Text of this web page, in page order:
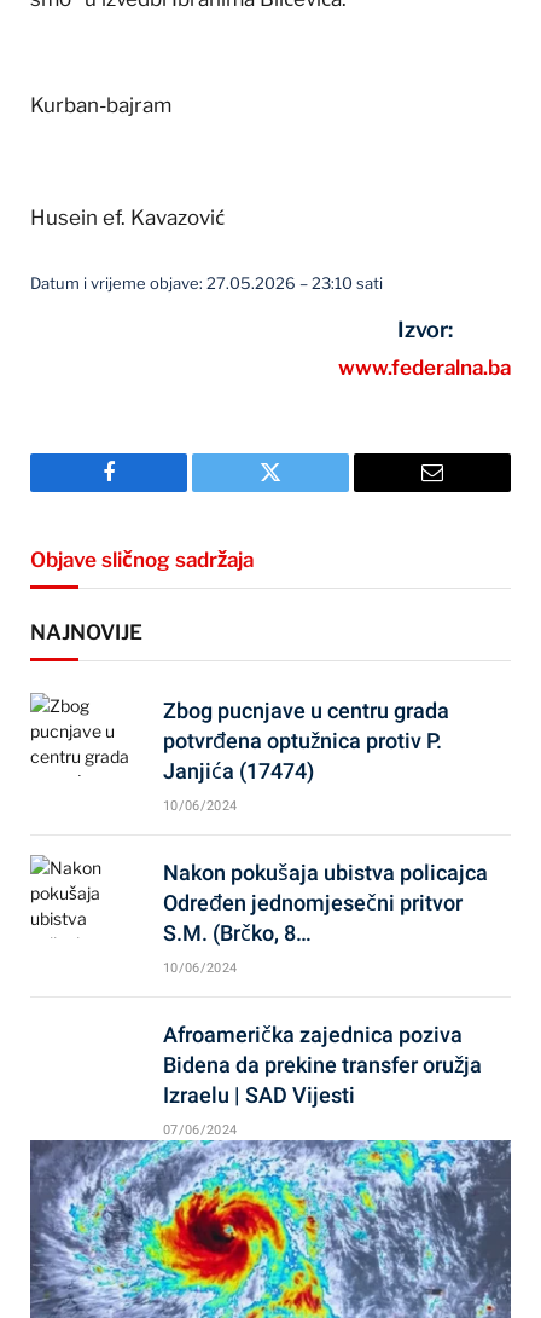
Kurban-bajram
Husein ef. Kavazović
Datum i vrijeme objave: 27.05.2026 – 23:10 sati
Izvor:
www.federalna.ba
Facebook Twitter Email
Objave sličnog sadržaja
NAJNOVIJE
Zbog pucnjave u centru grada
potvrđena optužnica protiv P.
Janjića (17474)
10/06/2024
Nakon pokušaja ubistva policajca
Određen jednomjesečni pritvor
S.M. (Brčko, 8…
10/06/2024
Afroamerička zajednica poziva
Bidena da prekine transfer oružja
Izraelu | SAD Vijesti
07/06/2024